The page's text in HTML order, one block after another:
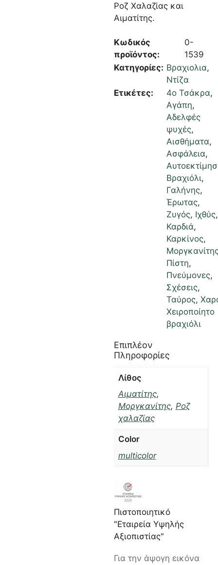
Ροζ Χαλαζίας και
Αιματίτης.
Κωδικός
προϊόντος:
0-
1539
Κατηγορίες: Βραχιολια,
Ντίζα
Ετικέτες:
4ο Τσάκρα,
Αγάπη,
Αδελφές
ψυχές,
Αισθήματα,
Ασφάλεια,
Βραχιόλι,
Γαλήνης,
Έρωτας,
Ζυγός, Ιχθύς,
Καρδιά,
Καρκίνος,
Πίστη,
Πνεύμονες,
Σχέσεις,
Ταύρος,
Χειροποίητο
βραχιόλι
Επιπλέον
Πληροφορίες
Λίθος
Αιματίτης,
Μοργκανίτης, Ροζ
χαλαζίας
Color
multicolor
Πιστοποιητικό
"Εταιρεία Υψηλής
Αξιοπιστίας"
Για την άψογη εικόνα